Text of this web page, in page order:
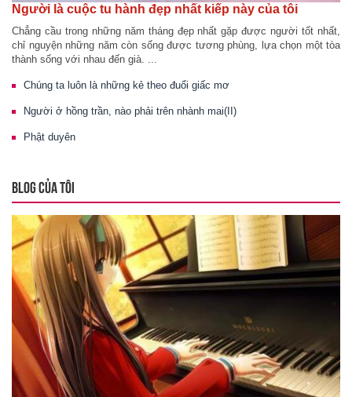
Người là cuộc tu hành đẹp nhất kiếp này của tôi
Chẳng cầu trong những năm tháng đẹp nhất gặp được người tốt nhất,
chỉ nguyện những năm còn sống được tương phùng, lựa chọn một tòa
thành sống với nhau đến già. ...
Chúng ta luôn là những kẻ theo đuổi giấc mơ
Người ở hồng trần, nào phải trên nhành mai(II)
Phật duyên
BLOG CỦA TÔI